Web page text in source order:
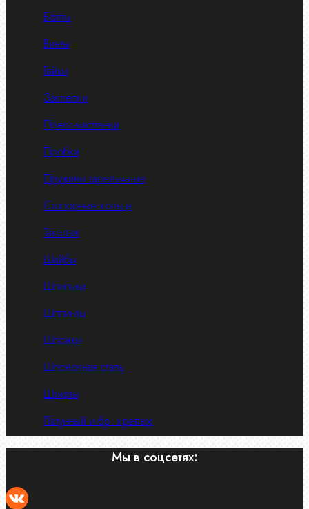
Болты
Винты
Гайки
Заклепки
Пресс-масленки
Пробки
Пружины тарельчатые
Стопорные кольца
Такелаж
Шайбы
Шпильки
Шплинты
Шпонки
Шпоночная сталь
Штифты
Латунный и бр. крепеж
Мы в соцсетях: